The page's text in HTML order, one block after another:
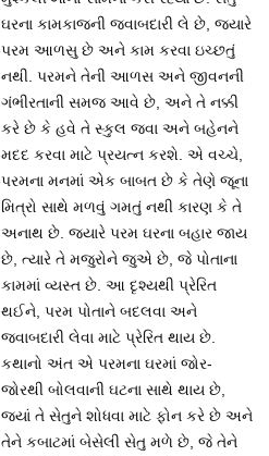
ઘરના કામકાજની જવાબદારી લે છે, જ્યારે
પરમ આળસુ છે અને કામ કરવા ઇચ્છતું
નથી. પરમને તેની આળસ અને જીવનની
ગંભીરતાની સમજ આવે છે, અને તે નક્કી
કરે છે કે હવે તે સ્કુલ જવા અને બહેનને
મદદ કરવા માટે પ્રયત્ન કરશે. એ વચ્ચે,
પરમના મનમાં એક બાબત છે કે તેણે જૂના
મિત્રો સાથે મળવું ગમતું નથી કારણ કે તે
અનાથ છે. જ્યારે પરમ ઘરના બહાર જાય
છે, ત્યારે તે મજુરોને જુએ છે, જે પોતાના
કામમાં વ્યસ્ત છે. આ દૃશ્યથી પ્રેરિત
થઈને, પરમ પોતાને બદલવા અને
જવાબદારી લેવા માટે પ્રેરિત થાય છે.
કથાનો અંત એ પરમના ઘરમાં જોર-
જોરથી બોલવાની ઘટના સાથે થાય છે,
જ્યાં તે સેતુને શોધવા માટે ફોન કરે છે અને
તેને કબાટમાં બેસેલી સેતુ મળે છે, જે તેને